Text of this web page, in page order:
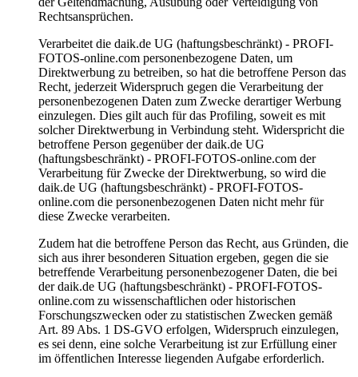
Rechtsansprüchen.
Verarbeitet die daik.de UG (haftungsbeschränkt) - PROFI-
FOTOS-online.com personenbezogene Daten, um
Direktwerbung zu betreiben, so hat die betroffene Person das
Recht, jederzeit Widerspruch gegen die Verarbeitung der
personenbezogenen Daten zum Zwecke derartiger Werbung
einzulegen. Dies gilt auch für das Profiling, soweit es mit
solcher Direktwerbung in Verbindung steht. Widerspricht die
betroffene Person gegenüber der daik.de UG
(haftungsbeschränkt) - PROFI-FOTOS-online.com der
Verarbeitung für Zwecke der Direktwerbung, so wird die
daik.de UG (haftungsbeschränkt) - PROFI-FOTOS-
online.com die personenbezogenen Daten nicht mehr für
diese Zwecke verarbeiten.
Zudem hat die betroffene Person das Recht, aus Gründen, die
sich aus ihrer besonderen Situation ergeben, gegen die sie
betreffende Verarbeitung personenbezogener Daten, die bei
der daik.de UG (haftungsbeschränkt) - PROFI-FOTOS-
online.com zu wissenschaftlichen oder historischen
Forschungszwecken oder zu statistischen Zwecken gemäß
Art. 89 Abs. 1 DS-GVO erfolgen, Widerspruch einzulegen,
es sei denn, eine solche Verarbeitung ist zur Erfüllung einer
im öffentlichen Interesse liegenden Aufgabe erforderlich.